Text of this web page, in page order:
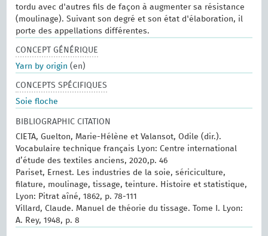
tordu avec d'autres fils de façon à augmenter sa résistance
(moulinage). Suivant son degré et son état d'élaboration, il
porte des appellations différentes.
CONCEPT GÉNÉRIQUE
Yarn by origin (en)
CONCEPTS SPÉCIFIQUES
Soie floche
BIBLIOGRAPHIC CITATION
CIETA, Guelton, Marie-Hélène et Valansot, Odile (dir.).
Vocabulaire technique français Lyon: Centre international
d’étude des textiles anciens, 2020,p. 46
Pariset, Ernest. Les industries de la soie, sériciculture,
filature, moulinage, tissage, teinture. Histoire et statistique,
Lyon: Pitrat aîné, 1862, p. 78-111
Villard, Claude. Manuel de théorie du tissage. Tome I. Lyon:
A. Rey, 1948, p. 8